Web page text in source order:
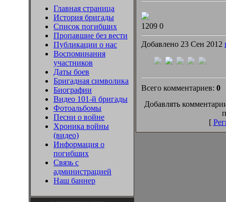
Главная страница
История бригады
Список погибших
Пропавшие без вести
Публикации о нас
Воспоминания
участников
Даты боев
Бригадная символика
Биографии
Видео 101-й бригады
Фотоальбомы
Песни о войне
Хроника войны
(видео)
Информация о
погибших
Связь с
администрацией
Наш баннер
1209 0
Добавлено 23 Сен 2012
Всего комментариев: 0
Добавлять
[